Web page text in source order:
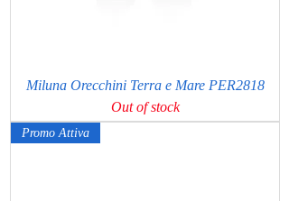
Miluna Orecchini Terra e Mare PER2818
Out of stock
Promo Attiva